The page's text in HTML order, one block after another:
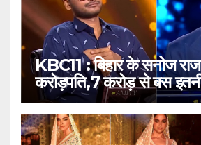
KBC11 : बिहार के सनोज
करोड़पति,7 करोड़ से बस